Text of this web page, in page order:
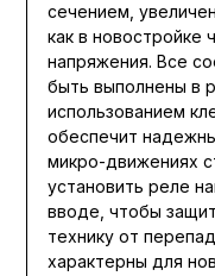
сечением,
как в новостройке
напряжения. Все
быть выполнены в
использованием
обеспечит
микро-движениях
установить реле
вводе, чтобы
технику от
характерны для